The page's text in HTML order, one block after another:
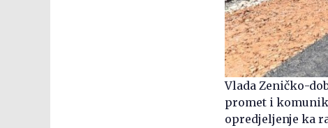
Vlada Zeničko-
promet i
opredjeljenje ka